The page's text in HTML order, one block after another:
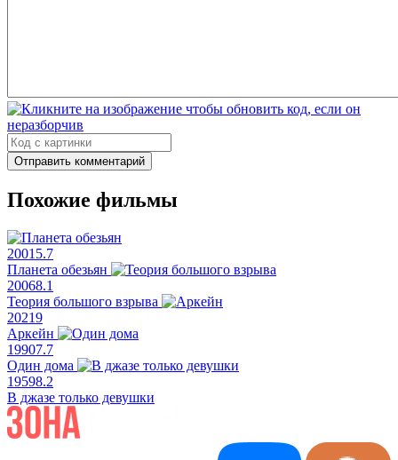
Отправить комментарий
Похожие фильмы
2001 5.7
Планета обезьян
20068.1
Теория большого взрыва
20219
Аркейн
19907.7
Один дома
19598.2
В джазе только девушки